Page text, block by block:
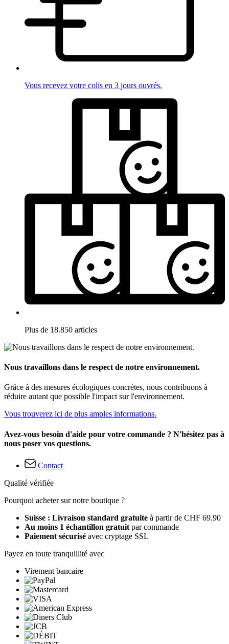
Vous recevez votre colis en 3 jours ouvrés.
Plus de 18.850 articles
Nous travaillons dans le respect de notre environnement.
Grâce à des mesures écologiques concrètes, nous contribuons à
réduire autant que possible l'impact sur l'environnement.
Vous trouverez ici de plus amples informations.
Avez-vous besoin d'aide pour votre commande ? N'hésitez pas à
nous poser vos questions.
Contact
Qualité vérifiée
Pourquoi acheter sur notre boutique ?
Suisse : Livraison standard gratuite à partir de CHF 69.90
Au moins 1 échantillon gratuit par commande
Paiement sécurisé avec cryptage SSL
Payez en toute tranquillité avec
Virement bancaire